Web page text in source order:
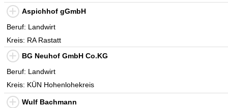
Aspichhof gGmbH
Beruf: Landwirt
Kreis: RA Rastatt
BG Neuhof GmbH Co.KG
Beruf: Landwirt
Kreis: KÜN Hohenlohekreis
Wulf Bachmann